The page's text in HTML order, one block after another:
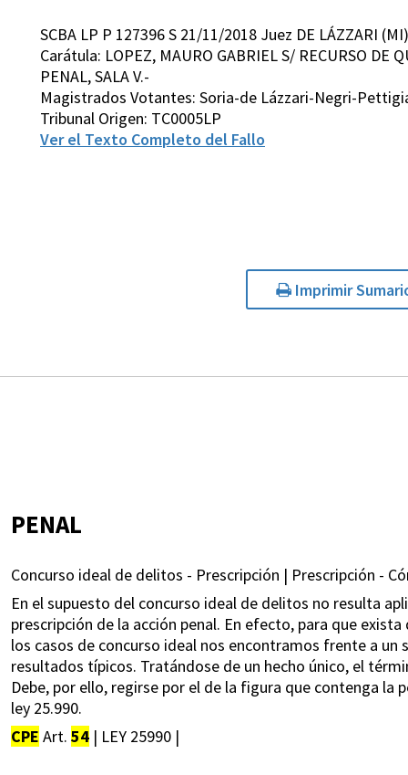
SCBA LP P 127396 S 21/11/2018 Juez DE LÁZZARI (MI)
Carátula: LOPEZ, MAURO GABRIEL S/ RECURSO DE
PENAL, SALA V.-
Magistrados Votantes: Soria-de Lázzari-Negri-
Tribunal Origen: TC0005LP
Ver el Texto Completo del Fallo
Imprimir
PENAL
Concurso ideal de delitos - Prescripción | Prescripción -
En el supuesto del concurso ideal de delitos no resulta
prescripción de la acción penal. En efecto, para que
los casos de concurso ideal nos encontramos frente a
resultados típicos. Tratándose de un hecho único, el
Debe, por ello, regirse por el de la figura que contenga
ley 25.990.
CPE Art. 54 | LEY 25990 |